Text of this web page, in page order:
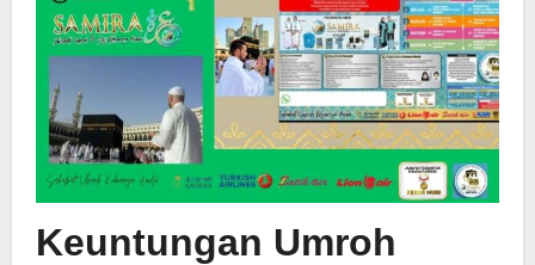
Keuntungan Umroh